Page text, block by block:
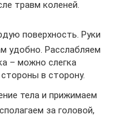
травм коленей.
поверхность. Руки
удобно. Расслабляем
– можно слегка
в сторону.
тела и прижимаем
за головой,